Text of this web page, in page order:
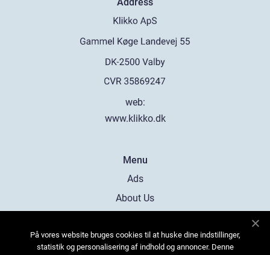
web:
www.klikko.dk
Menu
Ads
About Us
Contact
På vores website bruges cookies til at huske dine indstillinger,
statistik og personalisering af indhold og annoncer. Denne